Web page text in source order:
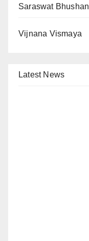
Saraswat Bhushan
Vijnana Vismaya
Latest News